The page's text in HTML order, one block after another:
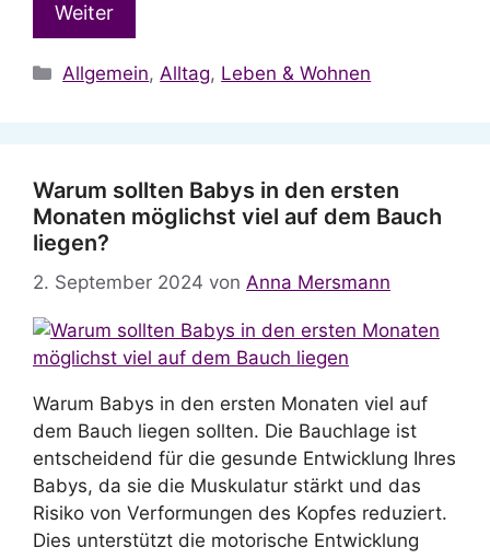
Weiter
Kategorien
Allgemein,Alltag, Leben & Wohnen
Warum sollten Babys in den ersten
Monaten möglichst viel auf dem Bauch
liegen?
2. September 2024 von Anna Mersmann
Warum Babys in den ersten Monaten viel auf
dem Bauch liegen sollten. Die Bauchlage ist
entscheidend für die gesunde Entwicklung Ihres
Babys, da sie die Muskulatur stärkt und das
Risiko von Verformungen des Kopfes reduziert.
Dies unterstützt die motorische Entwicklung